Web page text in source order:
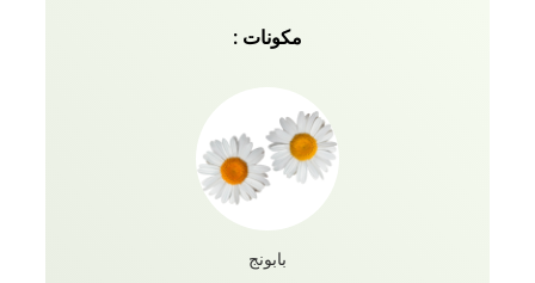
وخالية من العيوب ورطبة. حان الوقت لعكس العمر مع
ديرموفيفا!
مكونات :
بابونج